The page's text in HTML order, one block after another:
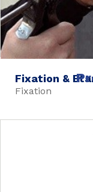
Fixation &
Fixation